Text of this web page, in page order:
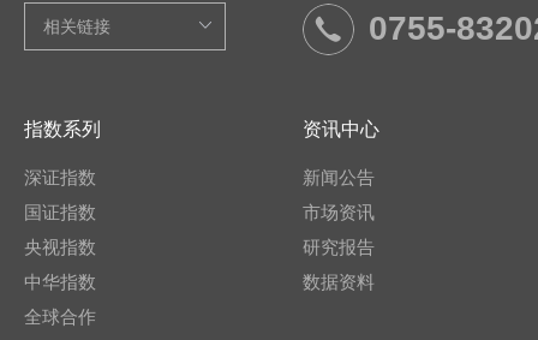
0755-
指数系列
深证指数
国证指数
央视指数
中华指数
全球合作
资讯中心
新闻公告
市场资讯
研究报告
数据资料